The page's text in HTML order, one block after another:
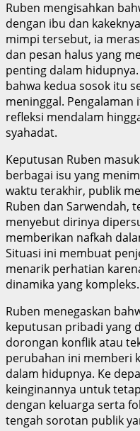
Ruben mengisahkan
dengan ibu dan
mimpi tersebut, ia
dan pesan halus yang
penting dalam
bahwa kedua sosok itu
meninggal.
refleksi mendalam
syahadat.
Keputusan Ruben
berbagai isu yang
waktu terakhir, publik
Ruben dan Sarwendah,
menyebut dirinya
memberikan nafkah
Situasi ini membuat
menarik perhatian
dinamika yang kompleks.
Ruben menegaskan
keputusan pribadi yang
dorongan konflik atau
perubahan ini memberi
dalam hidupnya. Ke
keinginannya untuk
dengan keluarga serta
tengah sorotan publik